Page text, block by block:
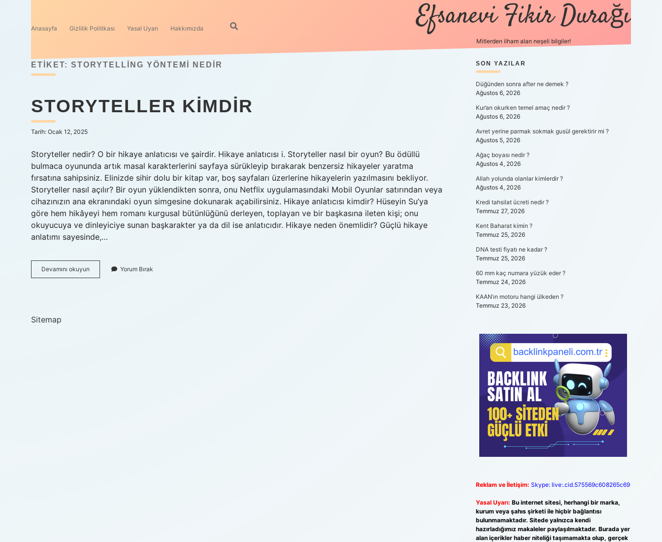
Anasayfa Gizlilik Politikası Yasal Uyarı Hakkımızda Efsanevi Fikir Durağı
Mitlerden ilham alan neşeli bilgiler!
ETIKET: STORYTELLING YÖNTEMI NEDIR
STORYTELLER KIMDIR
Tarih: Ocak 12, 2025
Storyteller nedir? O bir hikaye anlatıcısı ve şairdir. Hikaye anlatıcısı i. Storyteller nasıl bir oyun? Bu ödüllü
bulmaca oyununda artık masal karakterlerini sayfaya sürükleyip bırakarak benzersiz hikayeler yaratma
fırsatına sahipsiniz. Elinizde sihir dolu bir kitap var, boş sayfaları üzerlerine hikayelerin yazılmasını bekliyor.
Storyteller nasıl açılır? Bir oyun yüklendikten sonra, onu Netflix uygulamasındaki Mobil Oyunlar satırından veya
cihazınızın ana ekranındaki oyun simgesine dokunarak açabilirsiniz. Hikaye anlatıcısı kimdir? Hüseyin Su’ya
göre hem hikâyeyi hem romanı kurgusal bütünlüğünü derleyen, toplayan ve bir başkasına ileten kişi; onu
okuyucuya ve dinleyiciye sunan başkarakter ya da dil ise anlatıcıdır. Hikaye neden önemlidir? Güçlü hikaye
anlatımı sayesinde,…
Devamını okuyun Storyteller
Kimdir
Yorum Bırak
Sitemap
SIDEBAR
SON YAZILAR
Düğünden sonra after ne demek ?
Ağustos 6, 2026
Kur’an okurken temel amaç nedir ?
Ağustos 6, 2026
Avret yerine parmak sokmak gusül gerektirir mi ?
Ağustos 5, 2026
Ağaç boyası nedir ?
Ağustos 4, 2026
Allah yolunda olanlar kimlerdir ?
Ağustos 4, 2026
Kredi tahsilat ücreti nedir ?
Temmuz 27, 2026
Kent Baharat kimin ?
Temmuz 25, 2026
DNA testi fiyatı ne kadar ?
Temmuz 25, 2026
60 mm kaç numara yüzük eder ?
Temmuz 24, 2026
KAAN’ın motoru hangi ülkeden ?
Temmuz 23, 2026
Reklam ve İletişim: Skype: live:.cid.575569c608265c69
Yasal Uyarı: Bu internet sitesi, herhangi bir marka,
kurum veya şahıs şirketi ile hiçbir bağlantısı
bulunmamaktadır. Sitede yalnızca kendi
hazırladığımız makaleler paylaşılmaktadır. Burada yer
alan içerikler haber niteliği taşımamakta olup, gerçek